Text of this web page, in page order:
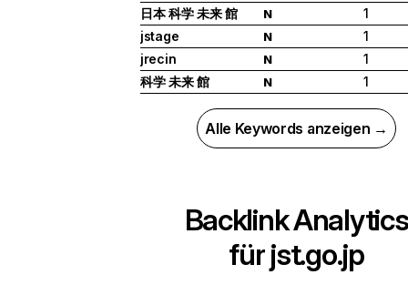
日本 科学 未来 館
N
1
jstage
N
1
jrecin
N
1
科学 未来 館
N 1
Alle Keywords anzeigen →
Backlink Analytics
fürjst.go.jp